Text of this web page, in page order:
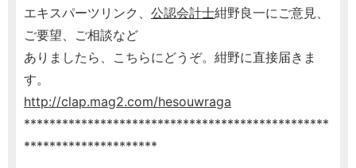
エキスパーツリンク、 公認会計士紺野良一にご意見、
ご要望、ご相談など
ありましたら、こちらにどうぞ。紺野に直接届きま
す。
http://clap.mag2.com/hesouwraga
************************************************
*********************